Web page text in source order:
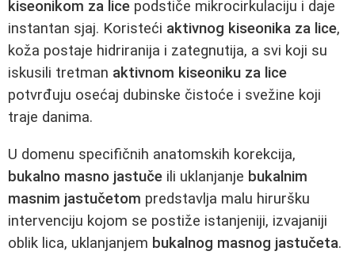
kiseonikom za lice podstiče mikrocirkulaciju i daje
instantan sjaj. Koristeći aktivnog kiseonika za lice,
koža postaje hidriranija i zategnutija, a svi koji su
iskusili tretman aktivnom kiseoniku za lice
potvrđuju osećaj dubinske čistoće i svežine koji
traje danima.
U domenu specifičnih anatomskih korekcija,
bukalno masno jastuče ili uklanjanje bukalnim
masnim jastučetom predstavlja malu hiruršku
intervenciju kojom se postiže istanjeniji, izvajaniji
oblik lica, uklanjanjem bukalnog masnog jastučeta.